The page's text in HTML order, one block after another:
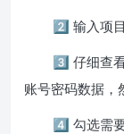
2️⃣ 输入项
3️⃣ 仔细查
账号密码数据，
4️⃣ 勾选需